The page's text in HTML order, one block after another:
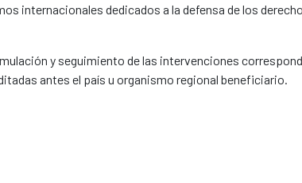
internacionales dedicados a la defensa de los
y seguimiento de las intervenciones
antes el país u organismo regional beneficiario.